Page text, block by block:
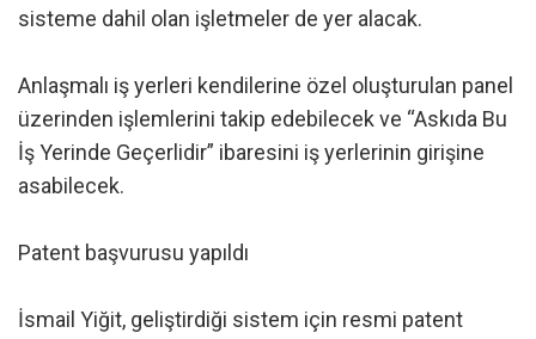
sisteme dahil olan işletmeler de yer alacak.
Anlaşmalı iş yerleri kendilerine özel oluşturulan panel
üzerinden işlemlerini takip edebilecek ve “Askıda Bu
İş Yerinde Geçerlidir” ibaresini iş yerlerinin girişine
asabilecek.
Patent başvurusu yapıldı
İsmail Yiğit, geliştirdiği sistem için resmi patent